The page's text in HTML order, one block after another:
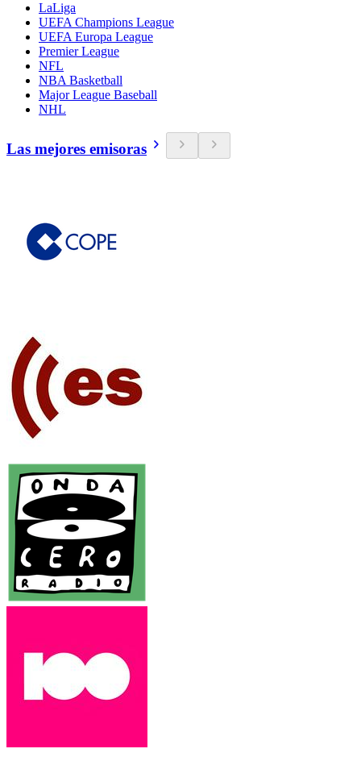
LaLiga
UEFA Champions League
UEFA Europa League
Premier League
NFL
NBA Basketball
Major League Baseball
NHL
Las mejores emisoras